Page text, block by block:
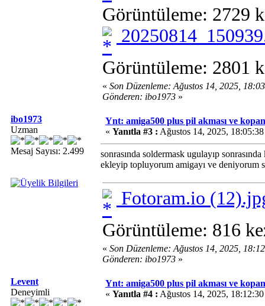
Görüntüleme: 2729
Görüntüleme: 2801
« Son Düzenleme: Ağustos 14, 2025,
Gönderen: ibo1973 »
ibo1973
Uzman
Mesaj Sayısı: 2.499
Ynt: amiga500 plus pil akması ve
« Yanıtla #3 : Ağustos 14, 2025,
sonrasında soldermask ugulayıp
ekleyip topluyorum amigayı ve deniyorum
Fotoram.io
Görüntüleme: 816
« Son Düzenleme: Ağustos 14, 2025,
Gönderen: ibo1973 »
Levent
Deneyimli
Ynt: amiga500 plus pil akması ve
« Yanıtla #4 : Ağustos 14, 2025,